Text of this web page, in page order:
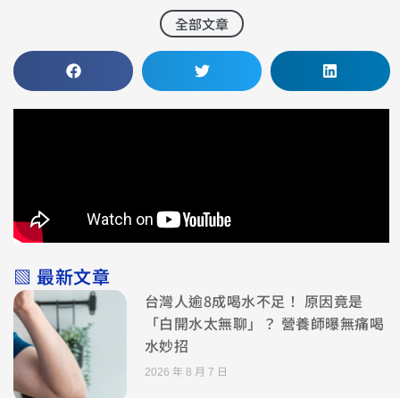
全部文章
▧ 最新文章
台灣人逾8成喝水不足！ 原因竟是
「白開水太無聊」？ 營養師曝無痛喝
水妙招
2026 年 8 月 7 日